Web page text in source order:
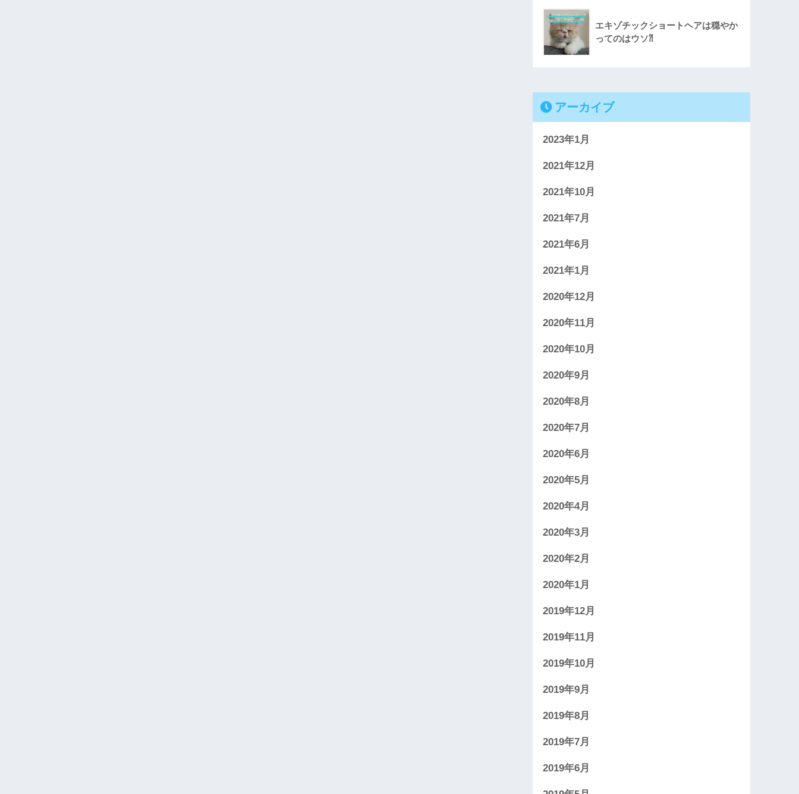
エキゾチックショートヘアは穏やか
ってのはウソ⁈
アーカイブ
2023年1月
2021年12月
2021年10月
2021年7月
2021年6月
2021年1月
2020年12月
2020年11月
2020年10月
2020年9月
2020年8月
2020年7月
2020年6月
2020年5月
2020年4月
2020年3月
2020年2月
2020年1月
2019年12月
2019年11月
2019年10月
2019年9月
2019年8月
2019年7月
2019年6月